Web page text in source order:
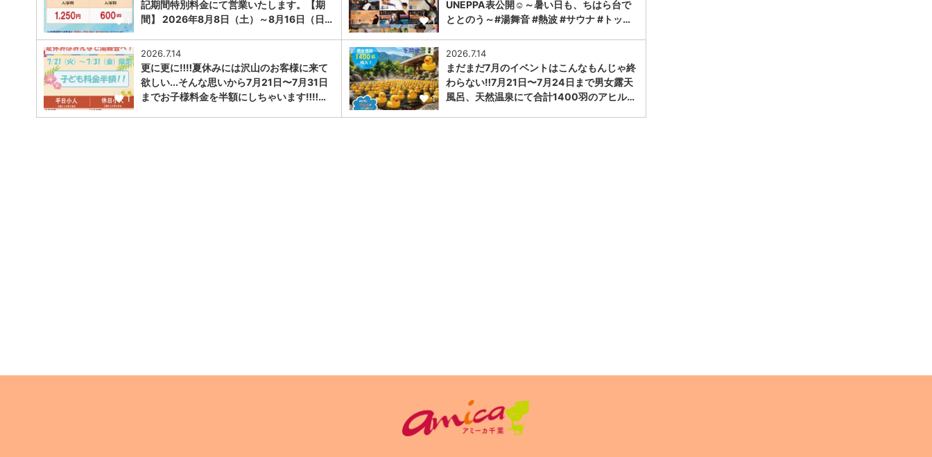
1
記期間特別料金にて営業いたします。【期
間】 2026年8月8日（土）～8月16日（日…
1
UNEPPA表公開☺～暑い日も、ちはら台で
ととのう～#湯舞音 #熱波 #サウナ #トッ…
1
2026.7.14
更に更に‼️‼️夏休みには沢山のお客様に来て
欲しい...そんな思いから7月21日〜7月31日
までお子様料金を半額にしちゃいます‼︎‼︎…
1
2026.7.14
まだまだ7月のイベントはこんなもんじゃ終
わらない‼️7月21日〜7月24日まで男女露天
風呂、天然温泉にて合計1400羽のアヒル…